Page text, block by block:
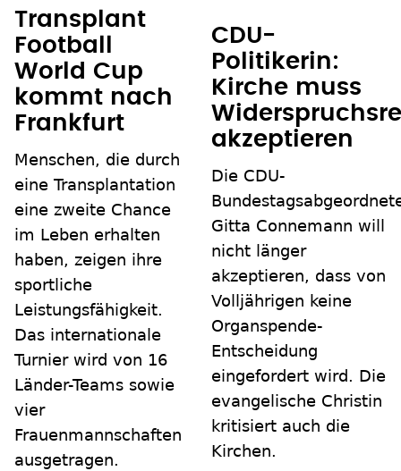
Transplant
Football
World Cup
kommt nach
Frankfurt
Menschen, die durch
eine Transplantation
eine zweite Chance
im Leben erhalten
haben, zeigen ihre
sportliche
Leistungsfähigkeit.
Das internationale
Turnier wird von 16
Länder-Teams sowie
vier
Frauenmannschaften
ausgetragen.
CDU-
Politikerin:
Kirche muss
akzeptieren
Die CDU-
Gitta Connemann will
nicht länger
akzeptieren, dass von
Volljährigen keine
Organspende-
Entscheidung
eingefordert wird. Die
evangelische Christin
kritisiert auch die
Kirchen.